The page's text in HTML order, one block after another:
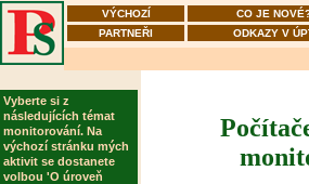
VÝCHOZÍ CO JE
PARTNEŘI
ODKAZY V
Vyberte si z
následujících témat
monitorování. Na
výchozí stránku mých
aktivit se dostanete
volbou 'O úroveň